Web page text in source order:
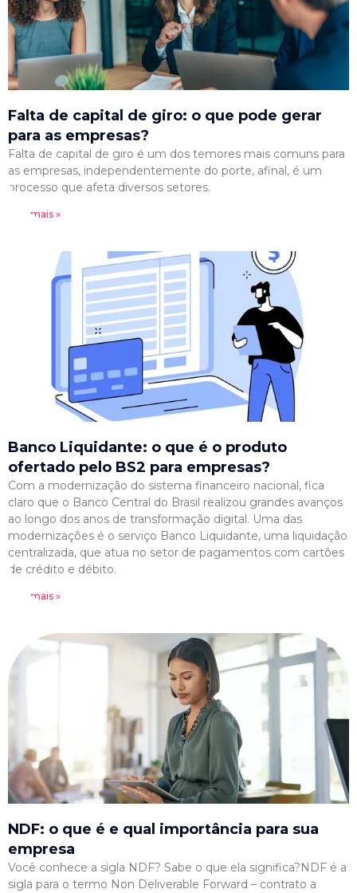
Falta de capital de giro: o que pode gerar
para as empresas?
Falta de capital de giro é um dos temores mais comuns para
as empresas, independentemente do porte, afinal, é um
processo que afeta diversos setores.
Leia mais »
Banco Liquidante: o que é o produto
ofertado pelo BS2 para empresas?
Com a modernização do sistema financeiro nacional, fica
claro que o Banco Central do Brasil realizou grandes avanços
ao longo dos anos de transformação digital. Uma das
modernizações é o serviço Banco Liquidante, uma liquidação
centralizada, que atua no setor de pagamentos com cartões
de crédito e débito.
Leia mais »
NDF: o que é e qual importância para sua
empresa
Você conhece a sigla NDF? Sabe o que ela significa?NDF é a
sigla para o termo Non Deliverable Forward – contrato a